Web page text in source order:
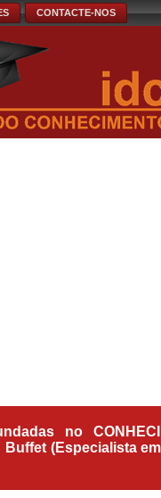
CONTACTE-NOS
no
(Especialista